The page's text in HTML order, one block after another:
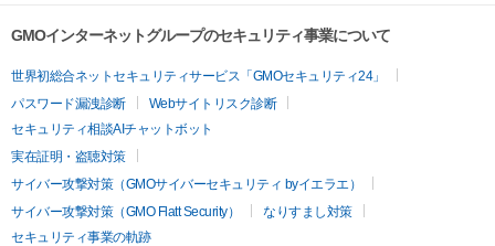
GMOインターネットグループのセキュリティ事業について
世界初総合ネットセキュリティサービス「GMOセキュリティ24」
パスワード漏洩診断
Webサイトリスク診断
セキュリティ相談AIチャットボット
実在証明・盗聴対策
サイバー攻撃対策（GMOサイバーセキュリティ byイエラエ）
サイバー攻撃対策（GMO Flatt Security）
なりすまし対策
セキュリティ事業の軌跡